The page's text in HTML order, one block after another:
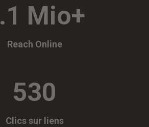
Mio+
Reach Online
530
Clics sur liens